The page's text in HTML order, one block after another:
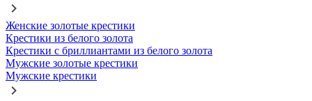
Женские золотые крестики
Крестики из белого золота
Крестики с бриллиантами из белого золота
Мужские золотые крестики
Мужские крестики